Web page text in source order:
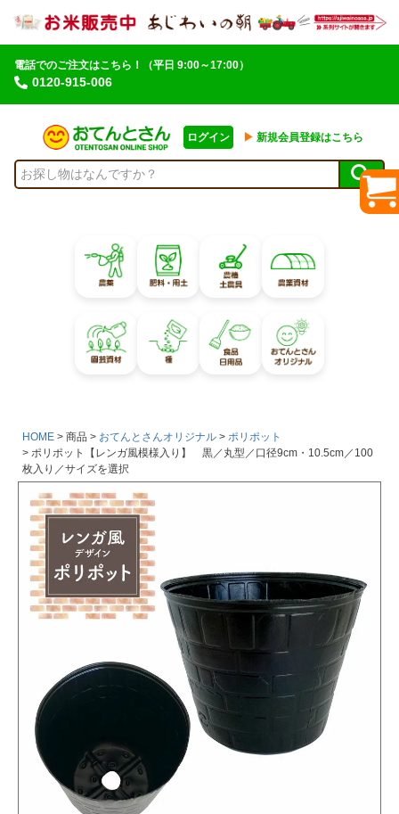
電話でのご注文はこちら！
0120-915-006
（平日 9:00～17:00）
ログイン ▶︎ 新規会員登録はこちら
HOME 商品 おてんとさんオリジナル
ポリポット
ポリポット【レンガ風模様入り】 黒／丸型／口径9cm・10.5cm／100
枚入り／サイズを選択